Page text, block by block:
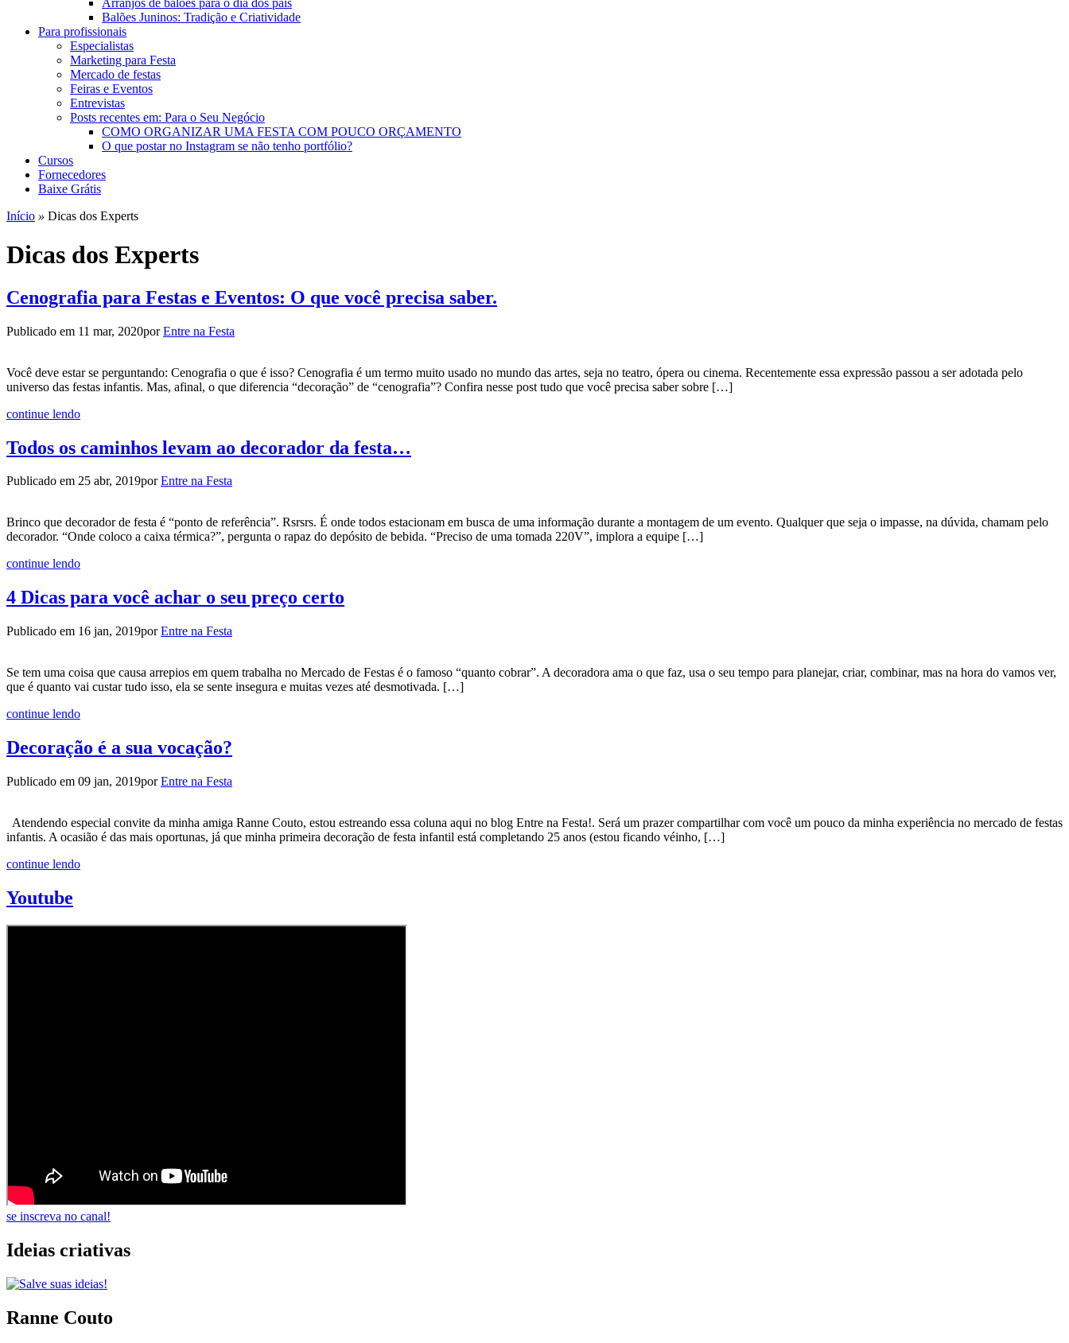
Balões Juninos: Tradição e Criatividade
Para profissionais
Especialistas
Marketing para Festa
Mercado de festas
Feiras e Eventos
Entrevistas
Posts recentes em: Para o Seu Negócio
COMO ORGANIZAR UMA FESTA COM POUCO ORÇAMENTO
O que postar no Instagram se não tenho portfólio?
Cursos
Fornecedores
Baixe Grátis
Início » Dicas dos Experts
Dicas dos Experts
Cenografia para Festas e Eventos: O que você precisa saber.
Publicado em 11 mar, 2020porEntre na Festa
Você deve estar se perguntando: Cenografia o que é isso? Cenografia é um termo muito usado no mundo das artes, seja no teatro, ópera ou cinema. Recentemente essa expressão passou a ser adotada pelo
universo das festas infantis. Mas, afinal, o que diferencia “decoração” de “cenografia”? Confira nesse post tudo que você precisa saber sobre […]
continue lendo
Todos os caminhos levam ao decorador da festa…
Publicado em 25 abr, 2019porEntre na Festa
Brinco que decorador de festa é “ponto de referência”. Rsrsrs. É onde todos estacionam em busca de uma informação durante a montagem de um evento. Qualquer que seja o impasse, na dúvida, chamam pelo
decorador. “Onde coloco a caixa térmica?”, pergunta o rapaz do depósito de bebida. “Preciso de uma tomada 220V”, implora a equipe […]
continue lendo
4 Dicas para você achar o seu preço certo
Publicado em 16 jan, 2019porEntre na Festa
Se tem uma coisa que causa arrepios em quem trabalha no Mercado de Festas é o famoso “quanto cobrar”. A decoradora ama o que faz, usa o seu tempo para planejar, criar, combinar, mas na hora do vamos ver,
que é quanto vai custar tudo isso, ela se sente insegura e muitas vezes até desmotivada. […]
continue lendo
Decoração é a sua vocação?
Publicado em 09 jan, 2019porEntre na Festa
Atendendo especial convite da minha amiga Ranne Couto, estou estreando essa coluna aqui no blog Entre na Festa!. Será um prazer compartilhar com você um pouco da minha experiência no mercado de festas
infantis. A ocasião é das mais oportunas, já que minha primeira decoração de festa infantil está completando 25 anos (estou ficando véinho, […]
continue lendo
Youtube
se inscreva no canal!
Ideias criativas
Ranne Couto